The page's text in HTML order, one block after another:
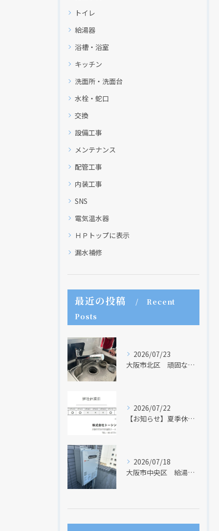
トイレ
給湯器
浴槽・浴室
キッチン
洗面所・洗面台
水栓・蛇口
交換
設備工事
メンテナンス
配管工事
内装工事
SNS
電気温水器
ＨＰトップに表示
漏水補修
最近の投稿
Recent
Posts
2026/07/23
大阪市北区 頑固な水アカはなかなか取れない・・・
2026/07/22
【お知らせ】夏季休業日のお知らせ【２０２６年】
2026/07/18
大阪市中央区 給湯器のリモコンが無くても、リモコンを設置する方法はあります